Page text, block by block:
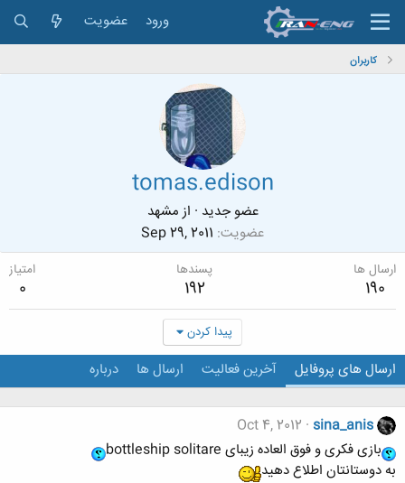
ورود عضویت
کاربران
tomas.edison
عضو جدید · ازمشهد
عضویت Sep 29, 2011
ارسال ها
190
پسندها
192
امتیاز
0
پیدا کردن
ارسال های پروفایل آخرین فعالیت ارسال ها درباره
sina_anis
Oct 4, 2012
بازی فکری و فوق العاده زیبای bottleship solitare
به دوستانتان اطلاع دهید